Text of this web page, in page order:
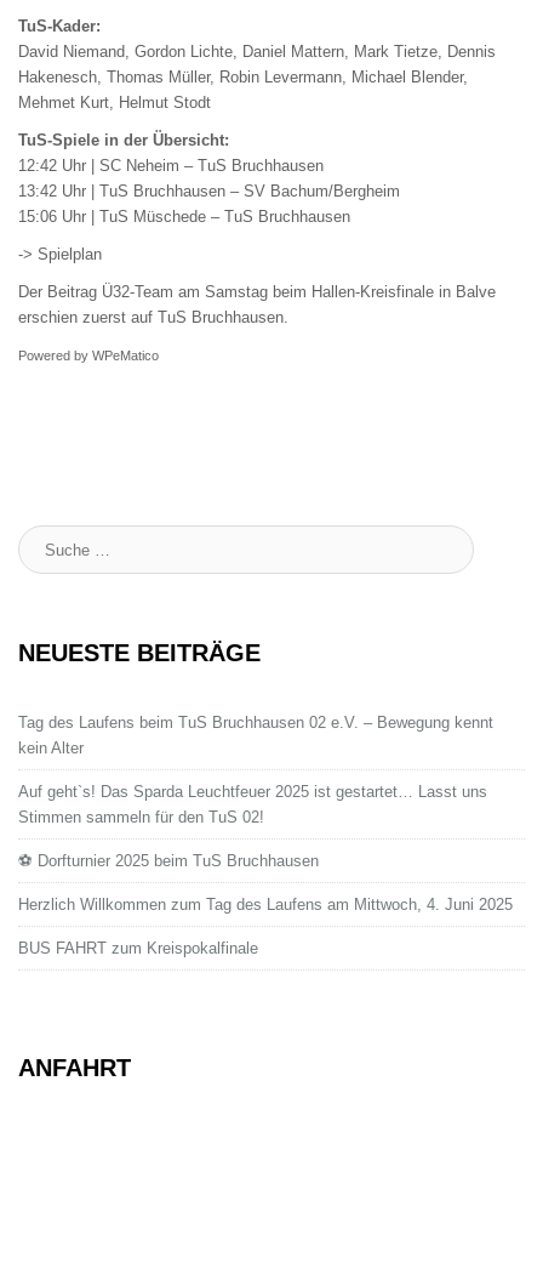
TuS-Kader:
David Niemand, Gordon Lichte, Daniel Mattern, Mark Tietze, Dennis
Hakenesch, Thomas Müller, Robin Levermann, Michael Blender,
Mehmet Kurt, Helmut Stodt
TuS-Spiele in der Übersicht:
12:42 Uhr | SC Neheim – TuS Bruchhausen
13:42 Uhr | TuS Bruchhausen – SV Bachum/Bergheim
15:06 Uhr | TuS Müschede – TuS Bruchhausen
-> Spielplan
Der Beitrag Ü32-Team am Samstag beim Hallen-Kreisfinale in Balve
erschien zuerst auf TuS Bruchhausen.
Powered by WPeMatico
Suche
:
NEUESTE BEITRÄGE
Tag des Laufens beim TuS Bruchhausen 02 e.V. – Bewegung kennt
kein Alter
Auf geht`s! Das Sparda Leuchtfeuer 2025 ist gestartet… Lasst uns
Stimmen sammeln für den TuS 02!
⚽ Dorfturnier 2025 beim TuS Bruchhausen
Herzlich Willkommen zum Tag des Laufens am Mittwoch, 4. Juni 2025
BUS FAHRT zum Kreispokalfinale
ANFAHRT